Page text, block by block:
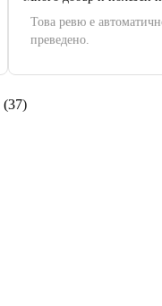
Това ревю е
преведено.
(37)